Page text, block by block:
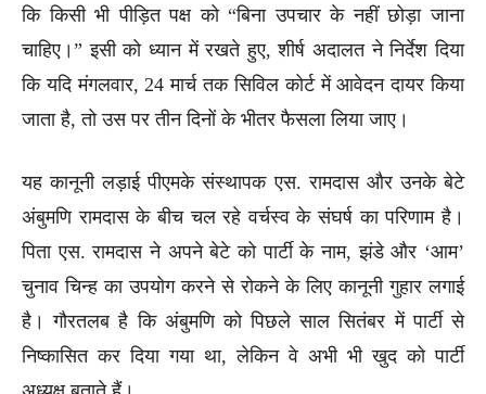
कि किसी भी पीड़ित पक्ष को “बिना उपचार के नहीं छोड़ा जाना
चाहिए।” इसी को ध्यान में रखते हुए, शीर्ष अदालत ने निर्देश दिया
कि यदि मंगलवार, 24 मार्च तक सिविल कोर्ट में आवेदन दायर किया
जाता है, तो उस पर तीन दिनों के भीतर फैसला लिया जाए।
यह कानूनी लड़ाई पीएमके संस्थापक एस. रामदास और उनके बेटे
अंबुमणि रामदास के बीच चल रहे वर्चस्व के संघर्ष का परिणाम है।
पिता एस. रामदास ने अपने बेटे को पार्टी के नाम, झंडे और ‘आम’
चुनाव चिन्ह का उपयोग करने से रोकने के लिए कानूनी गुहार लगाई
है। गौरतलब है कि अंबुमणि को पिछले साल सितंबर में पार्टी से
निष्कासित कर दिया गया था, लेकिन वे अभी भी खुद को पार्टी